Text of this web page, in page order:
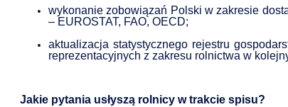
wykonanie zobowiązań Polski w zakresie
– EUROSTAT, FAO, OECD;
aktualizacja statystycznego rejestru
reprezentacyjnych z zakresu rolnictwa w
Jakie pytania usłyszą rolnicy w trakcie spisu?